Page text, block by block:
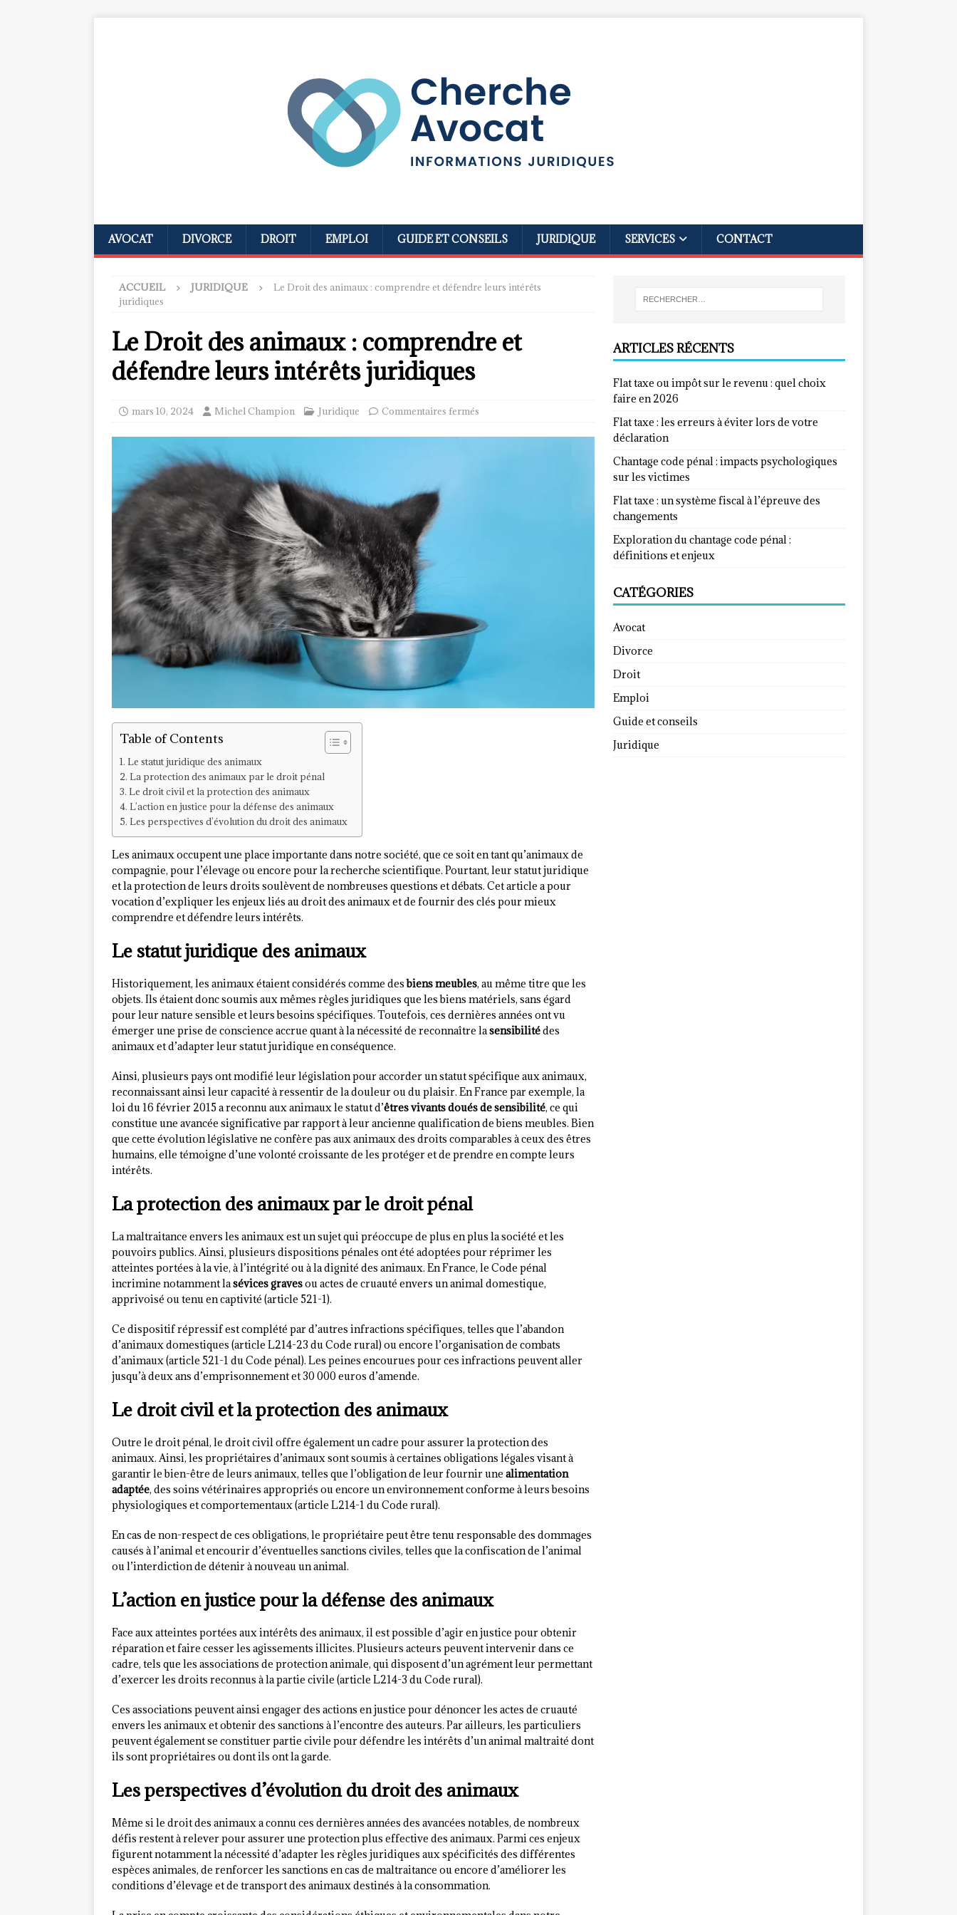
AVOCAT DIVORCE DROIT EMPLOI GUIDE ET CONSEILS JURIDIQUE SERVICES CONTACT
ACCUEIL JURIDIQUE
Le Droit des animaux : comprendre et défendre leurs intérêts
juridiques
Le Droit des animaux : comprendre et
défendre leurs intérêts juridiques
mars 10, 2024 Michel Champion Juridique Commentaires fermés
Table of Contents
Le statut juridique des animaux
La protection des animaux par le droit pénal
Le droit civil et la protection des animaux
L’action en justice pour la défense des animaux
Les perspectives d’évolution du droit des animaux
Les animaux occupent une place importante dans notre société, que ce soit en tant qu’animaux de
compagnie, pour l’élevage ou encore pour la recherche scientifique. Pourtant, leur statut juridique
et la protection de leurs droits soulèvent de nombreuses questions et débats. Cet article a pour
vocation d’expliquer les enjeux liés au droit des animaux et de fournir des clés pour mieux
comprendre et défendre leurs intérêts.
Le statut juridique des animaux
Historiquement, les animaux étaient considérés comme desbiens meubles, au même titre que les
objets. Ils étaient donc soumis aux mêmes règles juridiques que les biens matériels, sans égard
pour leur nature sensible et leurs besoins spécifiques. Toutefois, ces dernières années ont vu
émerger une prise de conscience accrue quant à la nécessité de reconnaître lasensibilitédes
animaux et d’adapter leur statut juridique en conséquence.
Ainsi, plusieurs pays ont modifié leur législation pour accorder un statut spécifique aux animaux,
reconnaissant ainsi leur capacité à ressentir de la douleur ou du plaisir. En France par exemple, la
loi du 16 février 2015 a reconnu aux animaux le statut d’êtres vivants doués de sensibilité, ce qui
constitue une avancée significative par rapport à leur ancienne qualification de biens meubles. Bien
que cette évolution législative ne confère pas aux animaux des droits comparables à ceux des êtres
humains, elle témoigne d’une volonté croissante de les protéger et de prendre en compte leurs
intérêts.
La protection des animaux par le droit pénal
La maltraitance envers les animaux est un sujet qui préoccupe de plus en plus la société et les
pouvoirs publics. Ainsi, plusieurs dispositions pénales ont été adoptées pour réprimer les
atteintes portées à la vie, à l’intégrité ou à la dignité des animaux. En France, le Code pénal
incrimine notamment lasévices gravesou actes de cruauté envers un animal domestique,
apprivoisé ou tenu en captivité (article 521-1).
Ce dispositif répressif est complété par d’autres infractions spécifiques, telles que l’abandon
d’animaux domestiques (article L214-23 du Code rural) ou encore l’organisation de combats
d’animaux (article 521-1 du Code pénal). Les peines encourues pour ces infractions peuvent aller
jusqu’à deux ans d’emprisonnement et 30 000 euros d’amende.
Le droit civil et la protection des animaux
Outre le droit pénal, le droit civil offre également un cadre pour assurer la protection des
animaux. Ainsi, les propriétaires d’animaux sont soumis à certaines obligations légales visant à
garantir le bien-être de leurs animaux, telles que l’obligation de leur fournir une alimentation
adaptée, des soins vétérinaires appropriés ou encore un environnement conforme à leurs besoins
physiologiques et comportementaux (article L214-1 du Code rural).
En cas de non-respect de ces obligations, le propriétaire peut être tenu responsable des dommages
causés à l’animal et encourir d’éventuelles sanctions civiles, telles que la confiscation de l’animal
ou l’interdiction de détenir à nouveau un animal.
L’action en justice pour la défense des animaux
Face aux atteintes portées aux intérêts des animaux, il est possible d’agir en justice pour obtenir
réparation et faire cesser les agissements illicites. Plusieurs acteurs peuvent intervenir dans ce
cadre, tels que les associations de protection animale, qui disposent d’un agrément leur permettant
d’exercer les droits reconnus à la partie civile (article L214-3 du Code rural).
Ces associations peuvent ainsi engager des actions en justice pour dénoncer les actes de cruauté
envers les animaux et obtenir des sanctions à l’encontre des auteurs. Par ailleurs, les particuliers
peuvent également se constituer partie civile pour défendre les intérêts d’un animal maltraité dont
ils sont propriétaires ou dont ils ont la garde.
Les perspectives d’évolution du droit des animaux
Même si le droit des animaux a connu ces dernières années des avancées notables, de nombreux
défis restent à relever pour assurer une protection plus effective des animaux. Parmi ces enjeux
figurent notamment la nécessité d’adapter les règles juridiques aux spécificités des différentes
espèces animales, de renforcer les sanctions en cas de maltraitance ou encore d’améliorer les
conditions d’élevage et de transport des animaux destinés à la consommation.
ARTICLES RÉCENTS
Flat taxe ou impôt sur le revenu : quel choix
faire en 2026
Flat taxe : les erreurs à éviter lors de votre
déclaration
Chantage code pénal : impacts psychologiques
sur les victimes
Flat taxe : un système fiscal à l’épreuve des
changements
Exploration du chantage code pénal :
définitions et enjeux
CATÉGORIES
Avocat
Divorce
Droit
Emploi
Guide et conseils
Juridique